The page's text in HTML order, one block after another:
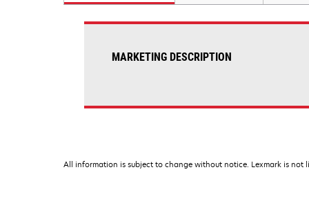
MARKETING DESCRIPTION
All information is subject to change without notice. Lexmark is not